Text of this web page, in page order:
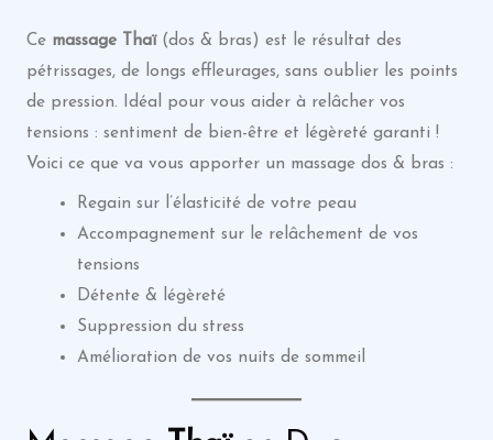
Ce massage Thaï(dos & bras) est le résultat des
pétrissages, de longs effleurages, sans oublier les points
de pression. Idéal pour vous aider à relâcher vos
tensions : sentiment de bien-être et légèreté garanti !
Voici ce que va vous apporter un massage dos & bras :
Regain sur l’élasticité de votre peau
Accompagnement sur le relâchement de vos
tensions
Détente & légèreté
Suppression du stress
Amélioration de vos nuits de sommeil